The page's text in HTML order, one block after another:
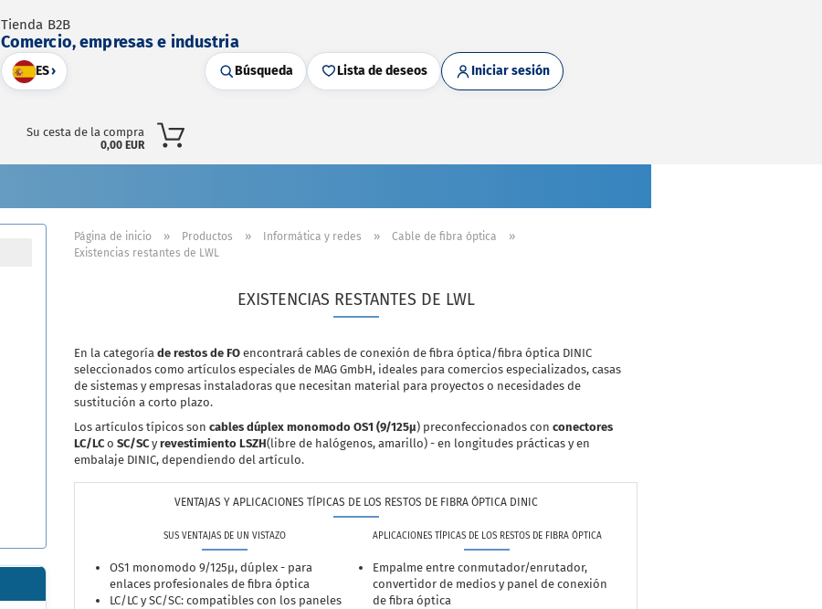
Tienda B2B
Comercio, empresas e industria
ES› Búsqueda Lista de deseos Iniciar sesión
Su cesta de la compra
0,00 EUR
Página de inicio » Productos » Informática y redes » Cable de fibra óptica »
Existencias restantes de LWL
EXISTENCIAS RESTANTES DE LWL
En la categoríade restos de FO encontrará cables de conexión de fibra óptica/fibra óptica DINIC
seleccionados como artículos especiales de MAG GmbH, ideales para comercios especializados, casas
de sistemas y empresas instaladoras que necesitan material para proyectos o necesidades de
sustitución a corto plazo.
Los artículos típicos soncables dúplex monomodo OS1 (9/125µ) preconfeccionados conconectores
LC/LC oSC/SC yrevestimiento LSZH(libre de halógenos, amarillo) - en longitudes prácticas y en
embalaje DINIC, dependiendo del artículo.
VENTAJAS Y APLICACIONES TÍPICAS DE LOS RESTOS DE FIBRA ÓPTICA DINIC
SUS VENTAJAS DE UN VISTAZO
OS1 monomodo 9/125µ, dúplex - para
enlaces profesionales de fibra óptica
LC/LC y SC/SC: compatibles con los paneles
APLICACIONES TÍPICAS DE LOS RESTOS DE FIBRA ÓPTICA
Empalme entre conmutador/enrutador,
convertidor de medios y panel de conexión
de fibra óptica